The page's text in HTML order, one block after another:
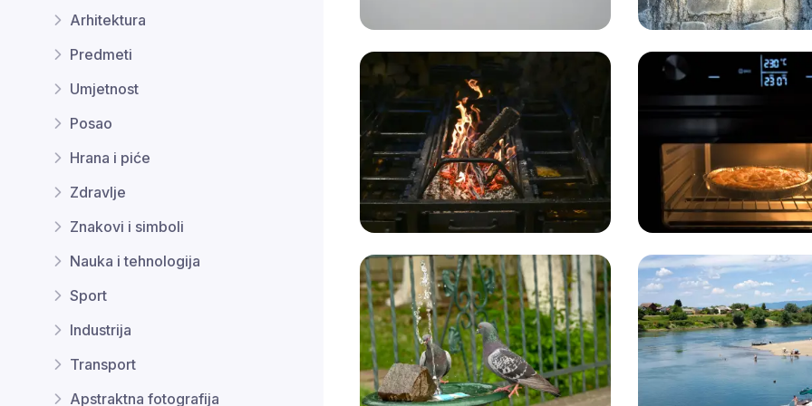
Arhitektura
Predmeti
Umjetnost
Posao
Hrana i piće
Zdravlje
Znakovi i simboli
Nauka i tehnologija
Sport
Industrija
Transport
Apstraktna fotografija